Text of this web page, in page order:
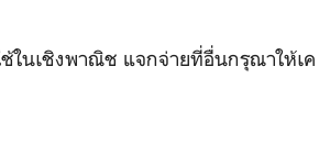
ในเชิงพาณิช แจกจ่ายที่อื่นกรุณาให้เค